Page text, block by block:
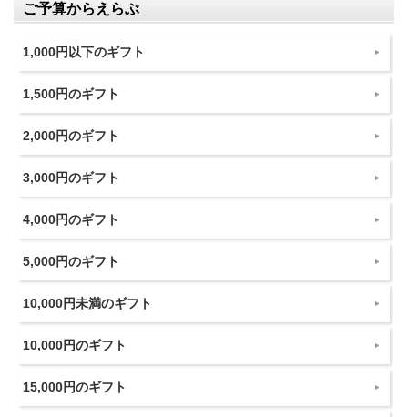
ご予算からえらぶ
1,000円以下のギフト
1,500円のギフト
2,000円のギフト
3,000円のギフト
4,000円のギフト
5,000円のギフト
10,000円未満のギフト
10,000円のギフト
15,000円のギフト